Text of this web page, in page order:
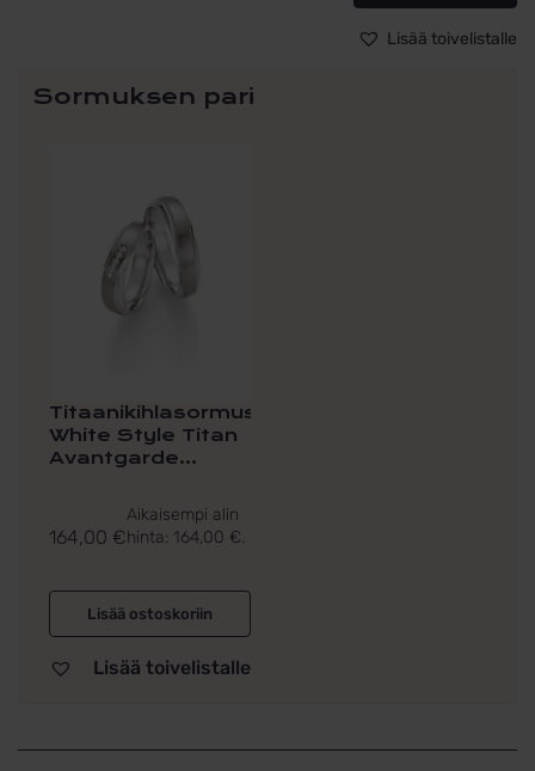
Titan
Avantgarde
Lisää toivelistalle
Sormuksen pari
Titaanikihlasormus
White Style Titan
Avantgarde...
164,00 €
Aikaisempi alin
hinta: 164,00 €.
Lisää ostoskoriin
Lisää toivelistalle